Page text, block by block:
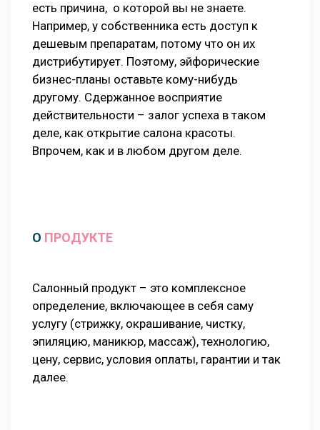
есть причина, о которой вы не знаете.
Например, у собственника есть доступ к
дешевым препаратам, потому что он их
дистрибутирует. Поэтому, эйфорические
бизнес-планы оставьте кому-нибудь
другому. Сдержанное восприятие
действительности – залог успеха в таком
деле, как открытие салона красоты.
Впрочем, как и в любом другом деле.
О ПРОДУКТЕ
Салонный продукт – это комплексное
определение, включающее в себя саму
услугу (стрижку, окрашивание, чистку,
эпиляцию, маникюр, массаж), технологию,
цену, сервис, условия оплаты, гарантии и так
далее.